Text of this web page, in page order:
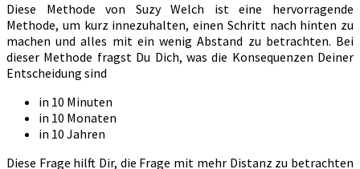
Diese Methode von Suzy Welch ist eine hervorragende
Methode, um kurz innezuhalten, einen Schritt nach hinten zu
machen und alles mit ein wenig Abstand zu betrachten. Bei
dieser Methode fragst Du Dich, was die Konsequenzen Deiner
Entscheidung sind
in 10 Minuten
in 10 Monaten
in 10 Jahren
Diese Frage hilft Dir, die Frage mit mehr Distanz zu betrachten